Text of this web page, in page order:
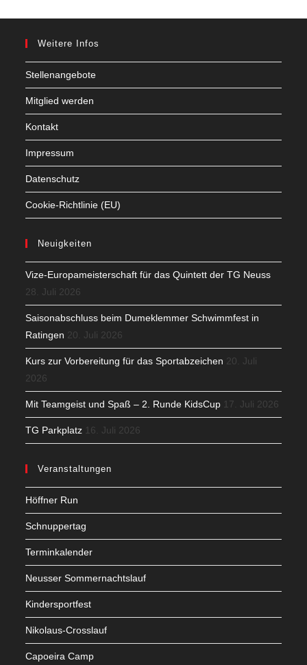
Weitere Infos
Stellenangebote
Mitglied werden
Kontakt
Impressum
Datenschutz
Cookie-Richtlinie (EU)
Neuigkeiten
Vize-Europameisterschaft für das Quintett der TG Neuss
28. Juli 2026
Saisonabschluss beim Dumeklemmer Schwimmfest in
Ratingen 20. Juli 2026
Kurs zur Vorbereitung für das Sportabzeichen 20. Juli
2026
Mit Teamgeist und Spaß – 2. Runde KidsCup 17. Juli 2026
TG Parkplatz 16. Juli 2026
Veranstaltungen
Höffner Run
Schnuppertag
Terminkalender
Neusser Sommernachtslauf
Kindersportfest
Nikolaus-Crosslauf
Capoeira Camp